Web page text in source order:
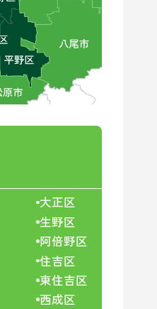
大正区
生野区
阿倍野区
住吉区
東住吉区
西成区